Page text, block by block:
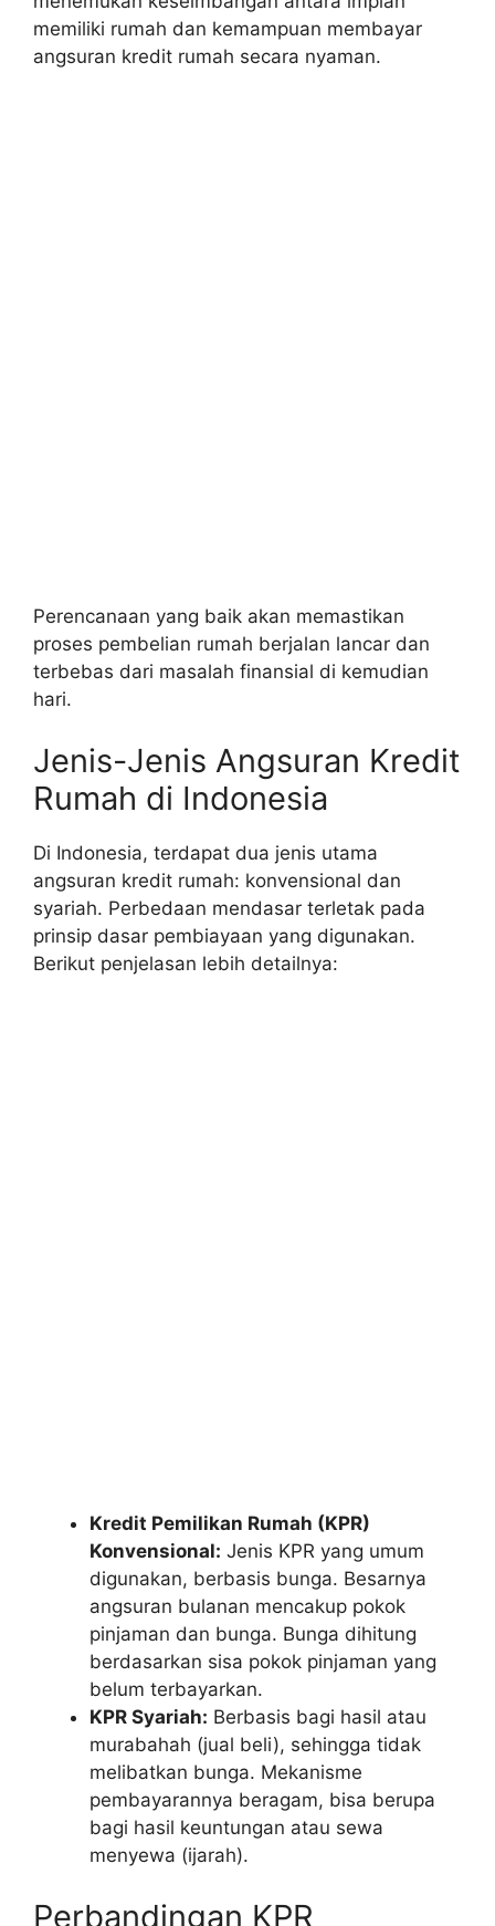
memiliki rumah dan kemampuan membayar
angsuran kredit rumah secara nyaman.
Perencanaan yang baik akan memastikan
proses pembelian rumah berjalan lancar dan
terbebas dari masalah finansial di kemudian
hari.
Jenis-Jenis Angsuran Kredit
Rumah di Indonesia
Di Indonesia, terdapat dua jenis utama
angsuran kredit rumah: konvensional dan
syariah. Perbedaan mendasar terletak pada
prinsip dasar pembiayaan yang digunakan.
Berikut penjelasan lebih detailnya:
Kredit Pemilikan Rumah (KPR)
Konvensional: Jenis KPR yang umum
digunakan, berbasis bunga. Besarnya
angsuran bulanan mencakup pokok
pinjaman dan bunga. Bunga dihitung
berdasarkan sisa pokok pinjaman yang
belum terbayarkan.
KPR Syariah: Berbasis bagi hasil atau
murabahah (jual beli), sehingga tidak
melibatkan bunga. Mekanisme
pembayarannya beragam, bisa berupa
bagi hasil keuntungan atau sewa
menyewa (ijarah).
Perbandingan KPR